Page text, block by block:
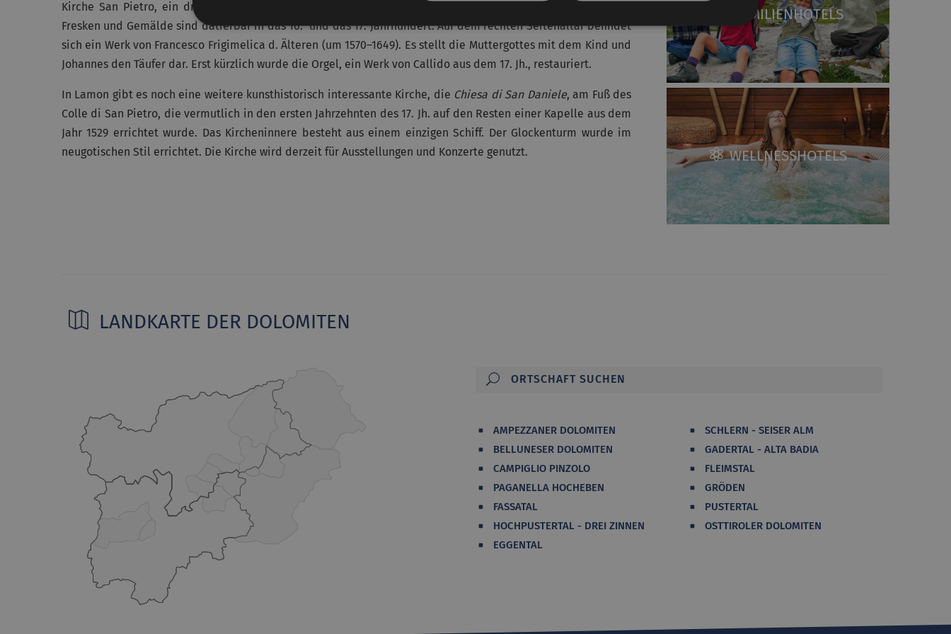
FAMILIENHOTELS
WELLNESSHOTELS
Kirche San Pietro, ein dreischiffiges Gebäude mit einem polygonalen Chor, bereits im Frühmittelalter. Die
Fresken und Gemälde sind datierbar in das 16. und das 17. Jahrhundert. Auf dem rechten Seitenaltar befindet
sich ein Werk von Francesco Frigimelica d. Älteren (um 1570–1649). Es stellt die Muttergottes mit dem Kind und
Johannes den Täufer dar. Erst kürzlich wurde die Orgel, ein Werk von Callido aus dem 17. Jh., restauriert.
In Lamon gibt es noch eine weitere kunsthistorisch interessante Kirche, die Chiesa di San Daniele, am Fuß des
Colle di San Pietro, die vermutlich in den ersten Jahrzehnten des 17. Jh. auf den Resten einer Kapelle aus dem
Jahr 1529 errichtet wurde. Das Kircheninnere besteht aus einem einzigen Schiff. Der Glockenturm wurde im
neugotischen Stil errichtet. Die Kirche wird derzeit für Ausstellungen und Konzerte genutzt.
LANDKARTE DER DOLOMITEN
AMPEZZANER DOLOMITEN
BELLUNESER DOLOMITEN
CAMPIGLIO PINZOLO
PAGANELLA HOCHEBEN
FASSATAL
HOCHPUSTERTAL - DREI ZINNEN
EGGENTAL
SCHLERN - SEISER ALM
GADERTAL - ALTA BADIA
FLEIMSTAL
GRÖDEN
PUSTERTAL
OSTTIROLER DOLOMITEN